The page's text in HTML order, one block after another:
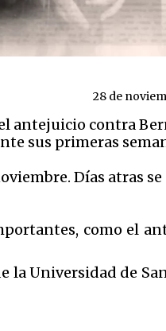
28 de
antejuicio contra
sus primeras
Días atras se
como el
la Universidad de